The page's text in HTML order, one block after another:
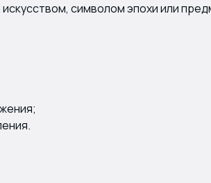
символом эпохи или